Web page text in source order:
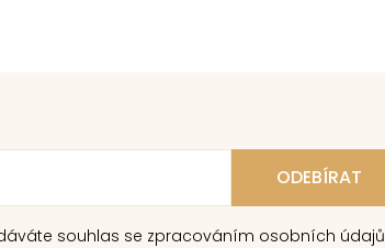
souhlas se zpracováním osobních údajů